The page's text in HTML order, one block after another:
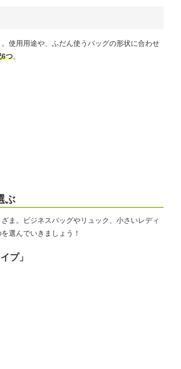
使用用途や、ふだん使うバッグの形状に合わせ
6つ。
ぶ
ま。ビジネスバッグやリュック、小さいレディ
選んでいきましょう！
プ」